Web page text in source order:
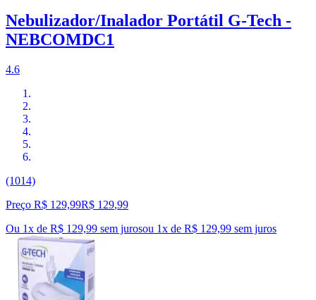
Nebulizador/Inalador Portátil G-Tech -
NEBCOMDC1
4.6
(1014)
Preço R$ 129,99R$ 129,99
Ou 1x de R$ 129,99 sem jurosou 1x de R$ 129,99 sem juros